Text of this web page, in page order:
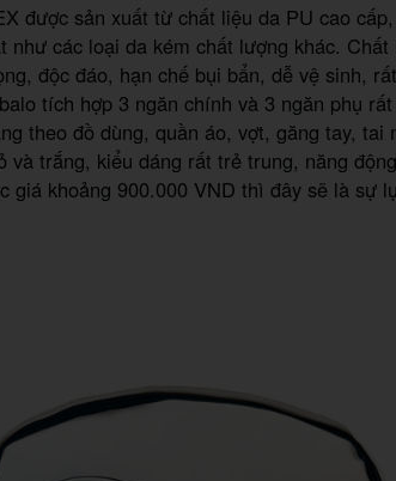
được sản xuất từ chất liệu da PU cao
như các loại da kém chất lượng khác. Chất
độc đáo, hạn chế bụi bẩn, dễ vệ sinh,
tích hợp 3 ngăn chính và 3 ngăn phụ
theo đồ dùng, quần áo, vợt, găng tay,
và trắng, kiểu dáng rất trẻ trung, năng
giá khoảng 900.000 VND thì đây sẽ là sự